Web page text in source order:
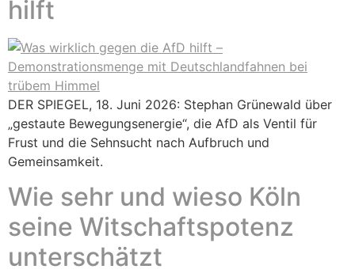
hilft
DER SPIEGEL, 18. Juni 2026: Stephan Grünewald über
„gestaute Bewegungsenergie“, die AfD als Ventil für
Frust und die Sehnsucht nach Aufbruch und
Gemeinsamkeit.
Wie sehr und wieso Köln
seine Witschaftspotenz
unterschätzt